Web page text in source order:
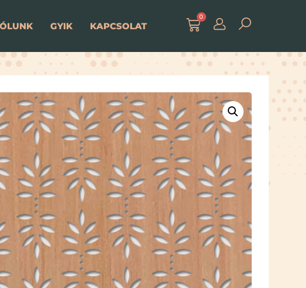
GYIK KAPCSOLAT
0